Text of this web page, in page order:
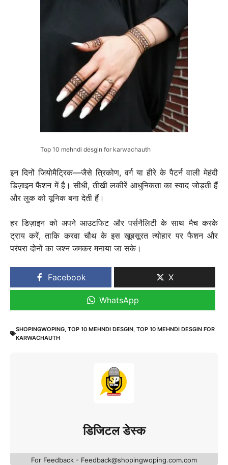
Top 10 mehndi desgin for karwachauth
इन दिनों जियोमैट्रिक—जैसे त्रिकोण, वर्ग या हीरे के पैटर्न वाली मेहंदी
डिज़ाइन फैशन में है। सीधी, तीखी लकीरें आधुनिकता का स्वाद जोड़ती हैं
और लुक को यूनिक बना देती हैं।
हर डिज़ाइन को अपने आउटफिट और पर्सनैलिटी के साथ मैच करके
ट्राय करें, ताकि करवा चौथ के इस खूबसूरत त्योहार पर फैशन और
परंपरा दोनों का जश्न जमकर मनाया जा सके।
Facebook X
WhatsApp
SHOPINGWOPING TOP 10 MEHNDI DESGIN TOP 10 MEHNDI DESGIN FOR
KARWACHAUTH
डिजिटल डेस्क
For Feedback - Feedback@shopingwoping.com.com